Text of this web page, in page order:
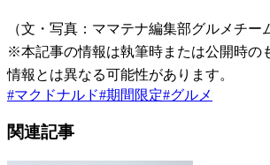
（文・写真：ママテナ編集部グルメチー
※本記事の情報は執筆時または公開時の
情報とは異なる可能性があります。
#マクドナルド#期間限定#グルメ
関連記事